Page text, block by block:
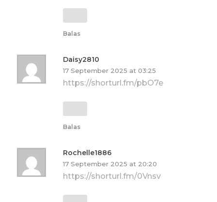
Balas
Daisy2810
17 September 2025 at 03:25
https://shorturl.fm/pbO7e
Balas
Rochelle1886
17 September 2025 at 20:20
https://shorturl.fm/0Vnsv